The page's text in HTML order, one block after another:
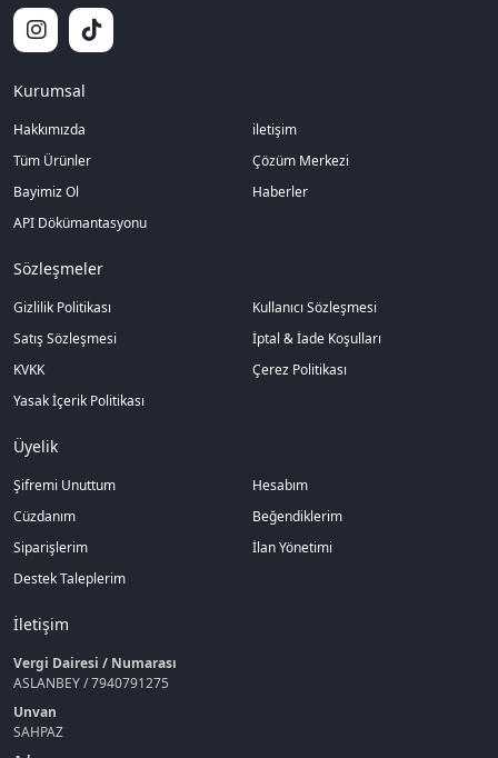
Kurumsal
Hakkımızda
iletişim
Tüm Ürünler
Çözüm Merkezi
Bayimiz Ol
Haberler
API Dökümantasyonu
Sözleşmeler
Gizlilik Politikası
Kullanıcı Sözleşmesi
Satış Sözleşmesi
İptal & İade Koşulları
KVKK
Çerez Politikası
Yasak İçerik Politikası
Üyelik
Şifremi Unuttum
Hesabım
Cüzdanım
Beğendiklerim
Siparişlerim
İlan Yönetimi
Destek Taleplerim
İletişim
Vergi Dairesi / Numarası
ASLANBEY / 7940791275
Unvan
SAHPAZ